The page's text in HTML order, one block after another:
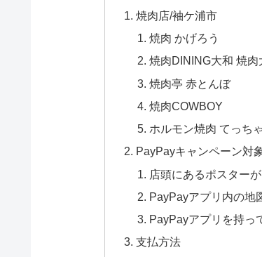
焼肉店/袖ケ浦市
焼肉 かげろう
焼肉DINING大和 焼
焼肉亭 赤とんぼ
焼肉COWBOY
ホルモン焼肉 てっち
PayPayキャンペーン対
店頭にあるポスター
PayPayアプリ内の地
PayPayアプリを持っ
支払方法